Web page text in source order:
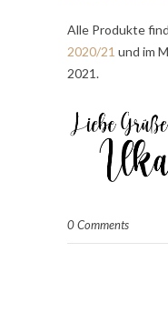
Alle Produkte
2020/21 und im
2021.
0 Comments